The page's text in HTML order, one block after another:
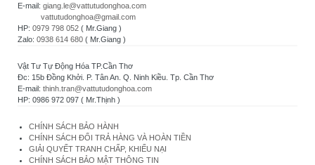
E-mail: giang.le@vattutudonghoa.com
vattutudonghoa@gmail.com
HP: 0979 798 052 ( Mr.Giang )
Zalo: 0938 614 680 ( Mr.Giang )
Vật Tư Tự Động Hóa TP.Cần Thơ
Đc: 15b Đồng Khởi. P. Tân An. Q. Ninh Kiều. Tp. Cần Thơ
E-mail: thinh.tran@vattutudonghoa.com
HP: 0986 972 097 ( Mr.Thịnh )
CHÍNH SÁCH BẢO HÀNH
CHÍNH SÁCH ĐỔI TRẢ HÀNG VÀ HOÀN TIỀN
GIẢI QUYẾT TRANH CHẤP, KHIẾU NẠI
CHÍNH SÁCH BẢO MẬT THÔNG TIN